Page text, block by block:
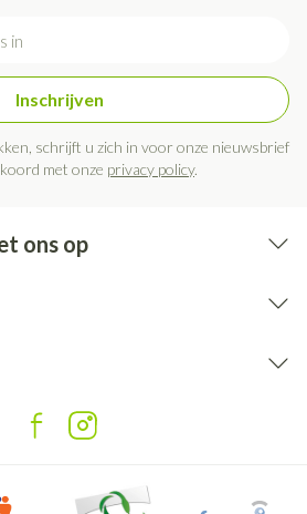
Inschrijven
schrijft u zich in voor onze nieuwsbrief
met onze privacy policy.
ons op